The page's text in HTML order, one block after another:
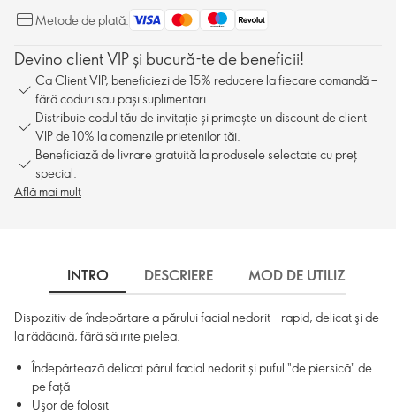
Metode de plată:
Devino client VIP și bucură-te de beneficii!
Ca Client VIP, beneficiezi de 15% reducere la fiecare comandă –
fără coduri sau pași suplimentari.
Distribuie codul tău de invitație și primește un discount de client
VIP de 10% la comenzile prietenilor tăi.
Beneficiază de livrare gratuită la produsele selectate cu preț
special.
Află mai mult
INTRO DESCRIERE MOD DE UTILIZARE
Dispozitiv de îndepărtare a părului facial nedorit - rapid, delicat şi de
la rădăcină, fără să irite pielea.
Îndepărtează delicat părul facial nedorit și puful "de piersică" de
pe față
Uşor de folosit